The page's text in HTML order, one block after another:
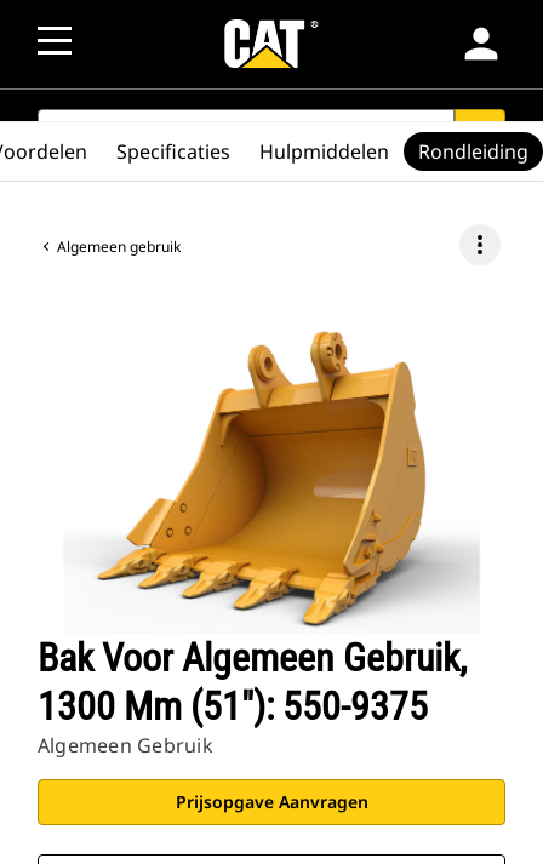
person
SEARCH search
Algemeen gebruik more_vert
Bak Voor Algemeen Gebruik,
1300 Mm (51"): 550-9375
Algemeen Gebruik
Prijsopgave Aanvragen
Specificaties Hulpmiddelen Rondleiding